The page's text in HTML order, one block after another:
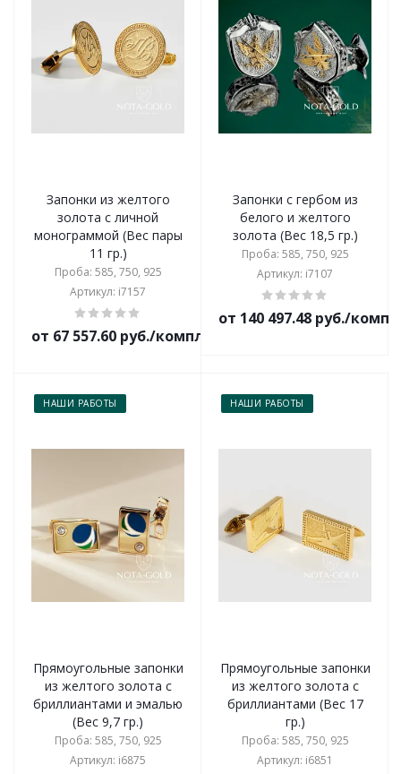
Запонки из желтого
золота с личной
монограммой (Вес пары
11 гр.)
Проба: 585, 750, 925
Артикул: i7157
от 67 557.60 руб./комплект
Запонки с гербом из
белого и желтого
золота (Вес 18,5 гр.)
Проба: 585, 750, 925
Артикул: i7107
от 140 497.48 руб./
НАШИ РАБОТЫ
Прямоугольные запонки
из желтого золота с
бриллиантами и эмалью
(Вес 9,7 гр.)
Проба: 585, 750, 925
Артикул: i6875
НАШИ РАБОТЫ
Прямоугольные запонки
из желтого золота с
бриллиантами (Вес 17
гр.)
Проба: 585, 750, 925
Артикул: i6851